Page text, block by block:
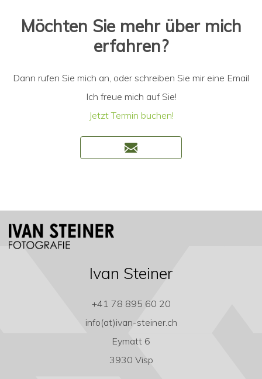
Möchten Sie mehr über mich
erfahren?
Dann rufen Sie mich an, oder schreiben Sie mir eine Email
Ich freue mich auf Sie!
Jetzt Termin buchen!
Ivan Steiner
+41 78 895 60 20
info(at)ivan-steiner.ch
Eymatt 6
3930 Visp